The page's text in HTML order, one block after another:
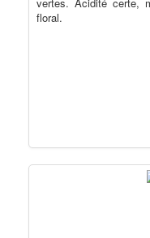
vertes. Acidité certe,
floral.